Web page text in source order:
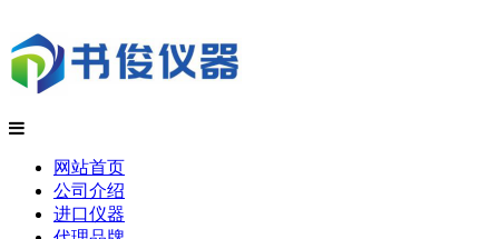
网站首页
公司介绍
进口仪器